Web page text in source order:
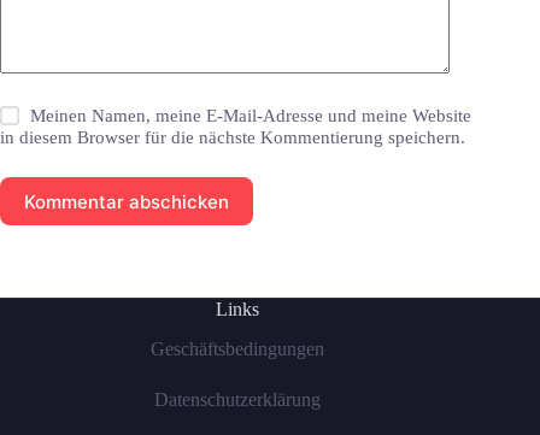
Meinen Namen, meine E-Mail-Adresse und meine Website
in diesem Browser für die nächste Kommentierung speichern.
Kommentar abschicken
Links
Geschäftsbedingungen
Datenschutzerklärung